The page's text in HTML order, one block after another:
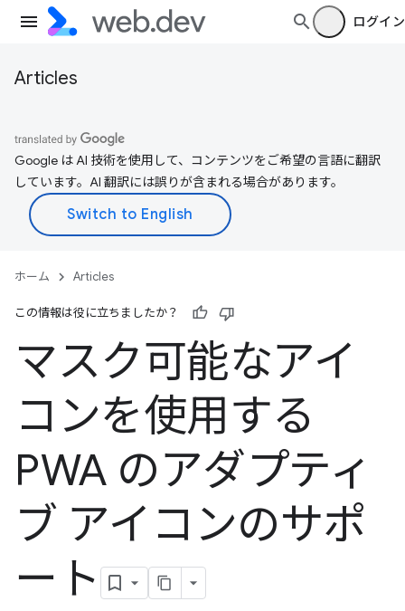
ログイン
Articles
Google は AI 技術を使用して、コンテンツをご希望の言語に翻訳
しています。AI 翻訳には誤りが含まれる場合があります。
ホーム Articles
この情報は役に立ちましたか？
マスク可能なアイ
コンを使用する
PWA のアダプティ
ブ アイコンのサポ
ート